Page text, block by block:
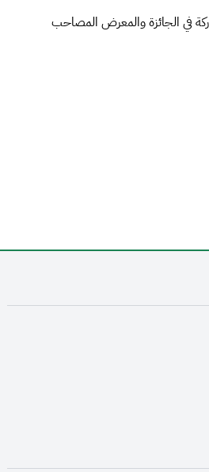
في الجائزة والمعرض المصاحب
opens
opens
opens in